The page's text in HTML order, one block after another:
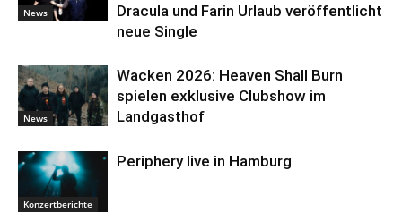
News
Dracula und Farin Urlaub veröffentlicht
neue Single
News
Wacken 2026: Heaven Shall Burn
spielen exklusive Clubshow im
Landgasthof
Konzertberichte
Periphery live in Hamburg